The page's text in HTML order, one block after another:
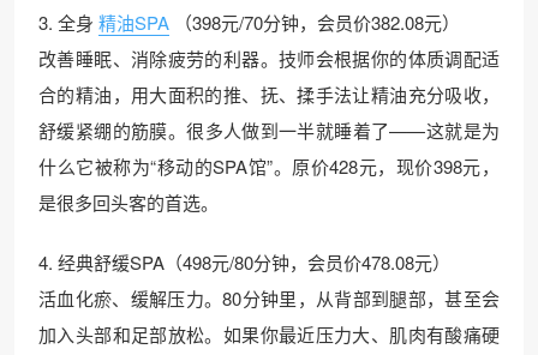
3. 全身 精油SPA
（398元/70分钟，会员价382.08元）
改善睡眠、消除疲劳的利器。技师会根据你的体质调配适
合的精油，用大面积的推、抚、揉手法让精油充分吸收，
舒缓紧绷的筋膜。很多人做到一半就睡着了——这就是为
什么它被称为“移动的SPA馆”。原价428元，现价398元，
是很多回头客的首选。
4. 经典舒缓SPA（498元/80分钟，会员价478.08元）
活血化瘀、缓解压力。80分钟里，从背部到腿部，甚至会
加入头部和足部放松。如果你最近压力大、肌肉有酸痛硬